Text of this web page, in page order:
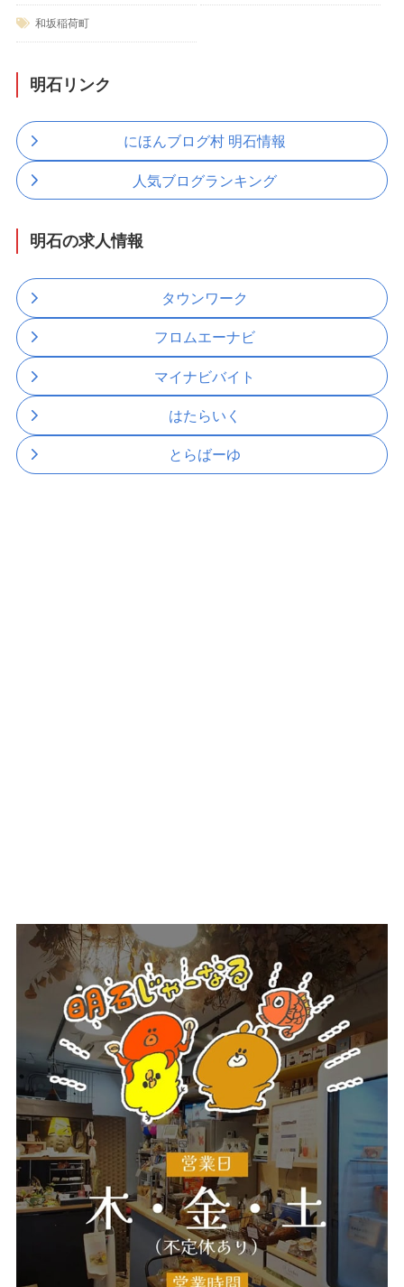
和坂稲荷町
明石リンク
にほんブログ村 明石情報
人気ブログランキング
明石の求人情報
タウンワーク
フロムエーナビ
マイナビバイト
はたらいく
とらばーゆ